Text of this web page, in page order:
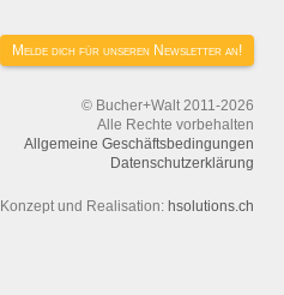
Melde dich für unseren Newsletter an!
© Bucher+Walt 2011-2026
Alle Rechte vorbehalten
Allgemeine Geschäftsbedingungen
Datenschutzerklärung
Konzept und Realisation: hsolutions.ch